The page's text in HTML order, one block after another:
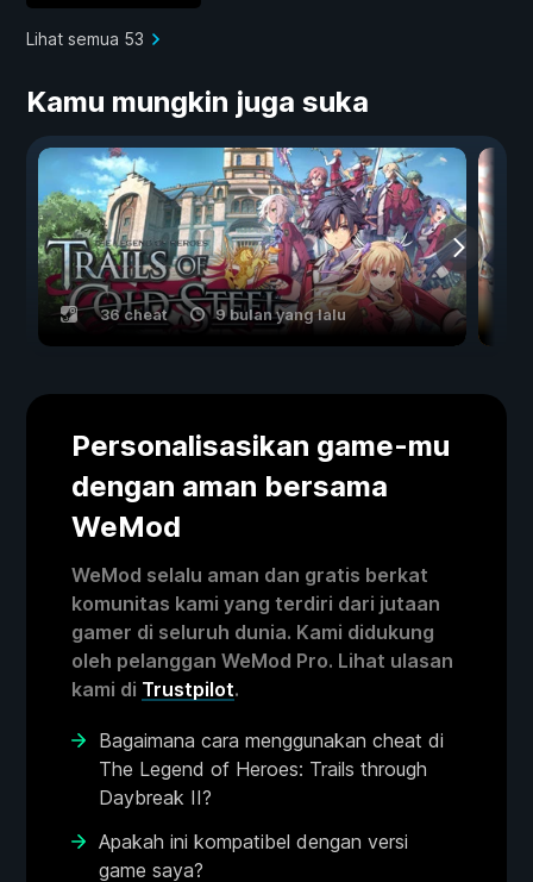
Lihat semua 53
Kamu mungkin juga suka
36 cheat 9 bulan yang lalu
Personalisasikan game-mu
dengan aman bersama
WeMod
WeMod selalu aman dan gratis berkat
komunitas kami yang terdiri dari jutaan
gamer di seluruh dunia. Kami didukung
oleh pelanggan WeMod Pro. Lihat ulasan
kami di Trustpilot.
Bagaimana cara menggunakan cheat di
The Legend of Heroes: Trails through
Daybreak II?
Apakah ini kompatibel dengan versi
game saya?